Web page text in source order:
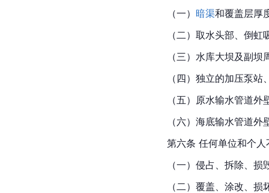
（一） 暗渠和覆盖层厚
（二）取水头部、倒
（三）水库大坝及副
（四）独立的加压泵
（五）原水输水管道
（六）海底输水管道
第六条 任何单位和个
（一）侵占、拆除、
（二）覆盖、涂改、